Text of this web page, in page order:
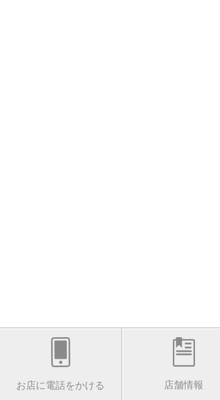
お店に電話をかける 店舗情報